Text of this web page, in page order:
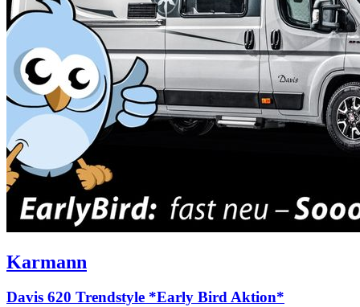
Karmann
Davis 620 Trendstyle *Early Bird Aktion*